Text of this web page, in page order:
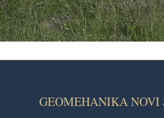
GEOMEHANIKA NOVI